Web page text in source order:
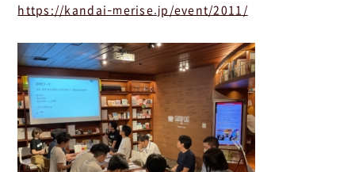
https://kandai-merise.jp/event/2011/